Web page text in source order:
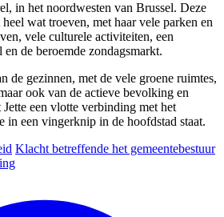
in het noordwesten van Brussel. Deze
wat troeven, met haar vele parken en
vele culturele activiteiten, een
de beroemde zondagsmarkt.
de gezinnen, met de vele groene ruimtes,
ook van de actieve bevolking en
een vlotte verbinding met het
in een vingerknip in de hoofdstad staat.
Klacht betreffende het gemeentebestuur